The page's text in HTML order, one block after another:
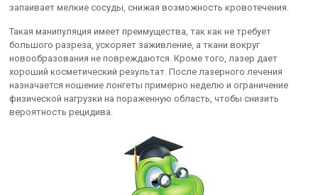
запаивает мелкие сосуды, снижая возможность кровотечения.
Такая манипуляция имеет преимущества, так как не требует
большого разреза, ускоряет заживление, а ткани вокруг
новообразования не повреждаются. Кроме того, лазер дает
хороший косметический результат. После лазерного лечения
назначается ношение лонгеты примерно неделю и ограничение
физической нагрузки на пораженную область, чтобы снизить
вероятность рецидива.